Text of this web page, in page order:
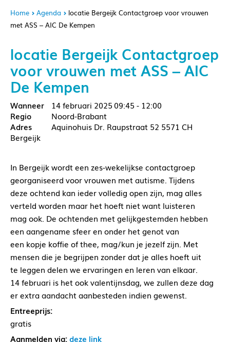
Home Agenda
locatie Bergeijk Contactgroep voor vrouwen
met ASS – AIC De Kempen
locatie Bergeijk Contactgroep
voor vrouwen met ASS – AIC
De Kempen
14 februari 2025 09:45 - 12:00
Noord-Brabant
Aquinohuis Dr. Raupstraat 52 5571 CH
Bergeijk
In Bergeijk wordt een zes-wekelijkse contactgroep
georganiseerd voor vrouwen met autisme. Tijdens
deze ochtend kan ieder volledig open zijn, mag alles
verteld worden maar het hoeft niet want luisteren
mag ook. De ochtenden met gelijkgestemden hebben
een aangename sfeer en onder het genot van
een kopje koffie of thee, mag/kun je jezelf zijn. Met
mensen die je begrijpen zonder dat je alles hoeft uit
te leggen delen we ervaringen en leren van elkaar.
14 februari is het ook valentijnsdag, we zullen deze dag
er extra aandacht aanbesteden indien gewenst.
Entreeprijs:
gratis
Aanmelden via:deze link